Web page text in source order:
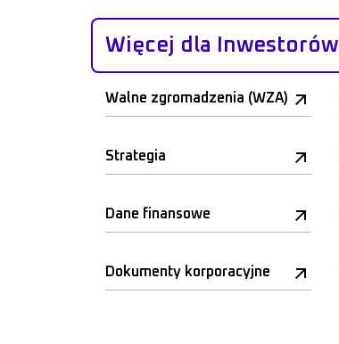
Więcej dla Inwestorów
Walne zgromadzenia (WZA)
Strategia
Dane finansowe
Dokumenty korporacyjne